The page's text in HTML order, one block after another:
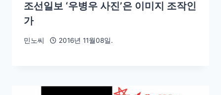
조선일보 ‘우병우 사진’은 이미지 조작인
가
민노씨 2016년 11월08일.